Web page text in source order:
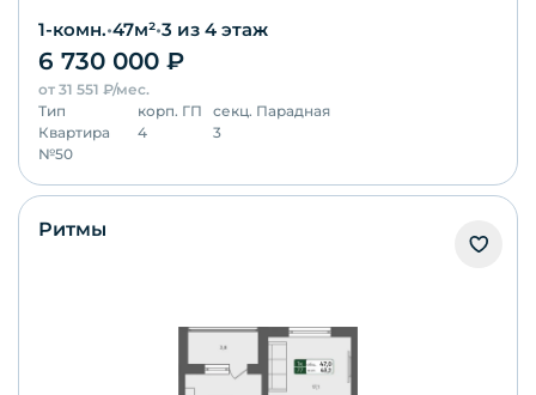
1-комн.•47м²•3 из 4 этаж
6 730 000 ₽
от 31 551 ₽/мес.
Тип
Квартира
корп. ГП
4
секц. Парадная
3
№50
Ритмы